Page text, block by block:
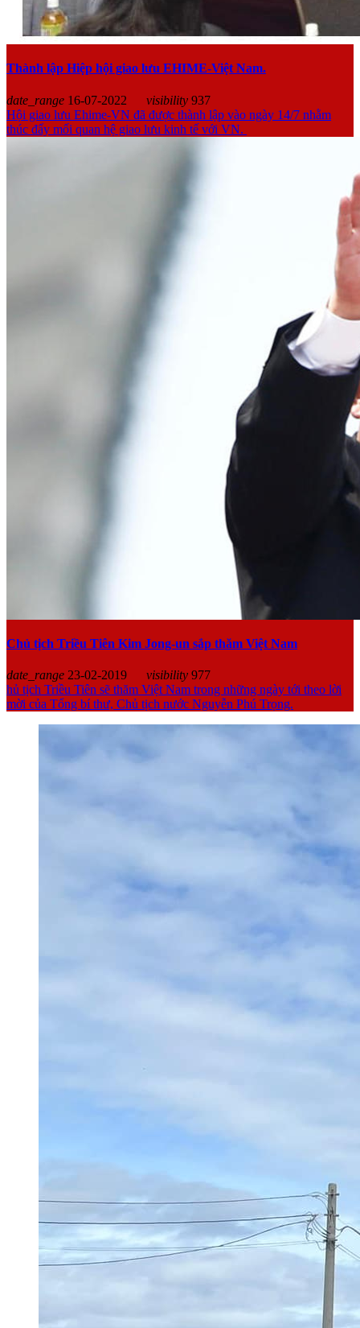
Thành lập Hiệp hội giao lưu EHIME-Việt Nam.
date_range 16-07-2022 visibility 937
Hội giao lưu Ehime-VN đã được thành lập vào ngày 14/7 nhằm
thúc đẩy mối quan hệ giao lưu kinh tế với VN.
Chủ tịch Triều Tiên Kim Jong-un sắp thăm Việt Nam
date_range 23-02-2019 visibility 977
hủ tịch Triều Tiên sẽ thăm Việt Nam trong những ngày tới theo lời
mời của Tổng bí thư, Chủ tịch nước Nguyễn Phú Trọng.